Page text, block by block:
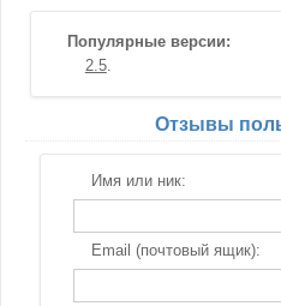
Популярные версии:
2.5
Отзывы
Имя или ник:
Email (почтовый ящик):